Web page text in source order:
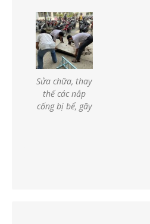
Sửa chữa, thay
thế các nắp
cống bị bể, gãy